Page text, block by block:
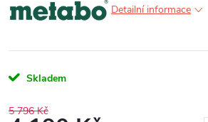
Detailní informace
Skladem
5 796 Kč